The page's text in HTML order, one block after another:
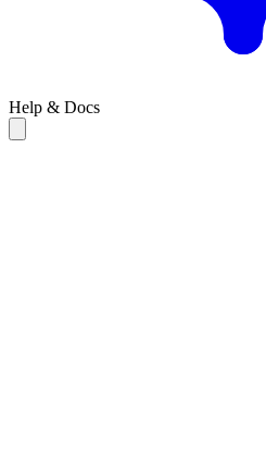
Help & Docs